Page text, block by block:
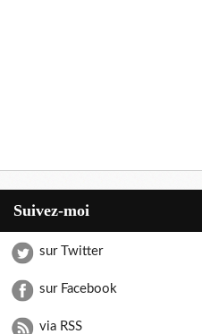
Suivez-moi
sur Twitter
sur Facebook
via RSS